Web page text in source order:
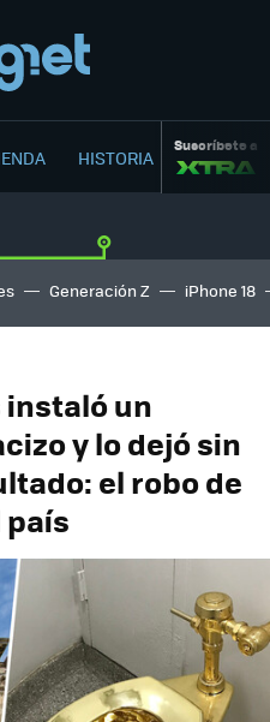
HISTORIA Suscríbete a
Generación Z iPhone 18
un
y lo dejó sin
el robo de